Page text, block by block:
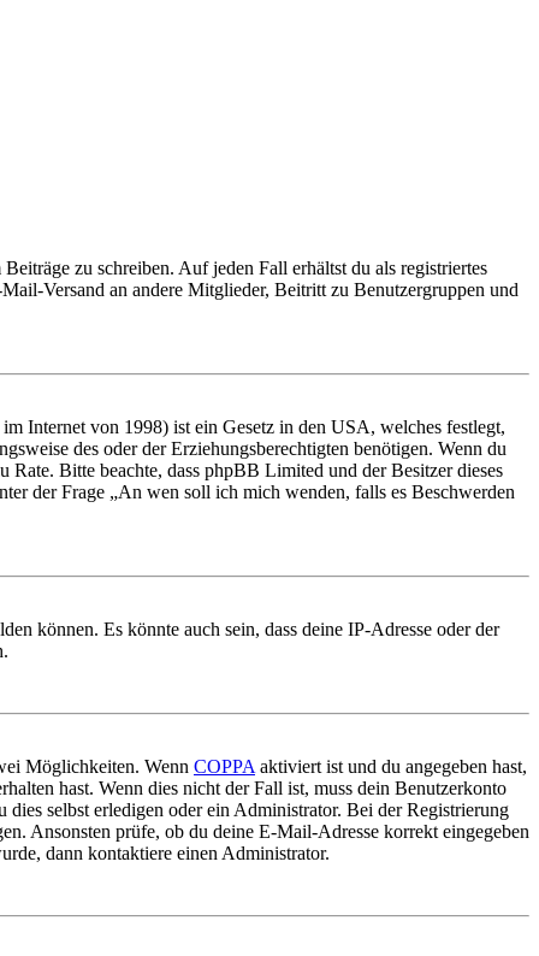
zu schreiben. Auf jeden Fall erhältst du als registriertes
Versand an andere Mitglieder, Beitritt zu Benutzergruppen und
Internet von 1998) ist ein Gesetz in den USA, welches festlegt,
des oder der Erziehungsberechtigten benötigen. Wenn du
Bitte beachte, dass phpBB Limited und der Besitzer dieses
der Frage „An wen soll ich mich wenden, falls es Beschwerden
können. Es könnte auch sein, dass deine IP-Adresse oder der
Möglichkeiten. Wenn COPPA aktiviert ist und du angegeben hast,
hast. Wenn dies nicht der Fall ist, muss dein Benutzerkonto
selbst erledigen oder ein Administrator. Bei der Registrierung
Ansonsten prüfe, ob du deine E-Mail-Adresse korrekt eingegeben
dann kontaktiere einen Administrator.